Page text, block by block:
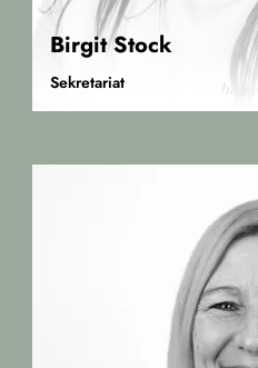
Birgit Stock
Sekretariat